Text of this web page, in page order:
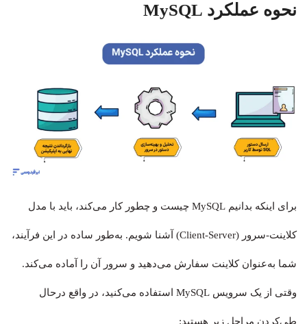
نحوه عملکرد MySQL
برای اینکه بدانیم MySQL چیست و چطور کار می‌کند، باید با مدل
کلاینت-سرور (Client-Server) آشنا شویم. به‌طور ساده در این فرآیند،
شما به‌عنوان کلاینت سفارش می‌دهید و سرور آن را آماده می‌کند.
وقتی از یک سرویس MySQL استفاده می‌کنید، در واقع درحال
طی‌کردن مراحل زیر هستید: